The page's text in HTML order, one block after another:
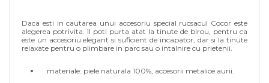
Daca esti in cautarea unui accesoriu special rucsacul Cocor este
alegerea potrivita. Il poti purta atat la tinute de birou, pentru ca
este un accesoriu elegant si suficient de incapator, dar si la tinute
relaxate pentru o plimbare in parc sau o intalnire cu prietenii.
materiale: piele naturala 100%, accesorii metalice aurii.